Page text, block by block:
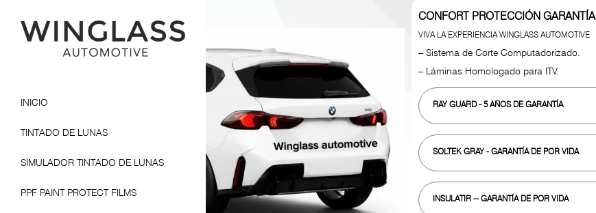
CONFORT PROTECCIÓN GARANTÍA
VIVA LA EXPERIENCIA WINGLASS AUTOMOTIVE
– Sistema de Corte Computadorizado.
– Láminas Homologado para ITV.
RAY GUARD- 5 AÑOS DE GARANTÍA
SOLTEK GRAY- GARANTÍA DE POR VIDA
INSULATIR -- GARANTÍA DE POR VIDA
INICIO
TINTADO DE LUNAS
SIMULADOR TINTADO DE LUNAS
PPF PAINT PROTECT FILMS